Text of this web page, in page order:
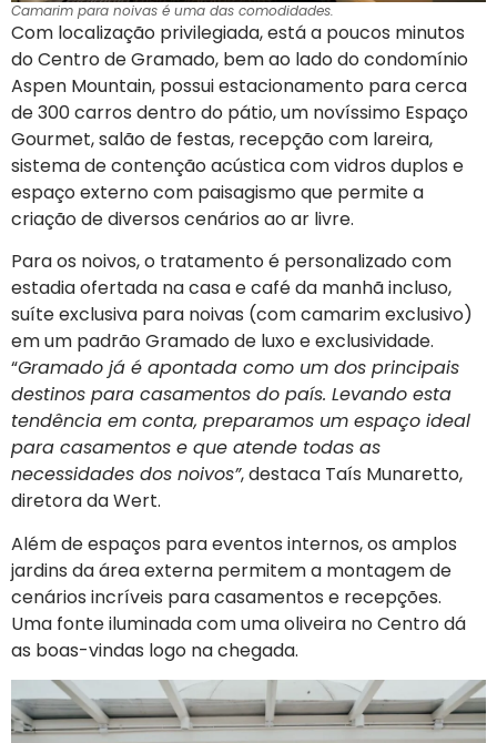
Camarim para noivas é uma das comodidades.
Com localização privilegiada, está a poucos minutos
do Centro de Gramado, bem ao lado do condomínio
Aspen Mountain, possui estacionamento para cerca
de 300 carros dentro do pátio, um novíssimo Espaço
Gourmet, salão de festas, recepção com lareira,
sistema de contenção acústica com vidros duplos e
espaço externo com paisagismo que permite a
criação de diversos cenários ao ar livre.
Para os noivos, o tratamento é personalizado com
estadia ofertada na casa e café da manhã incluso,
suíte exclusiva para noivas (com camarim exclusivo)
em um padrão Gramado de luxo e exclusividade.
“Gramado já é apontada como um dos principais
destinos para casamentos do país. Levando esta
tendência em conta, preparamos um espaço ideal
para casamentos e que atende todas as
necessidades dos noivos”, destaca Taís Munaretto,
diretora da Wert.
Além de espaços para eventos internos, os amplos
jardins da área externa permitem a montagem de
cenários incríveis para casamentos e recepções.
Uma fonte iluminada com uma oliveira no Centro dá
as boas-vindas logo na chegada.